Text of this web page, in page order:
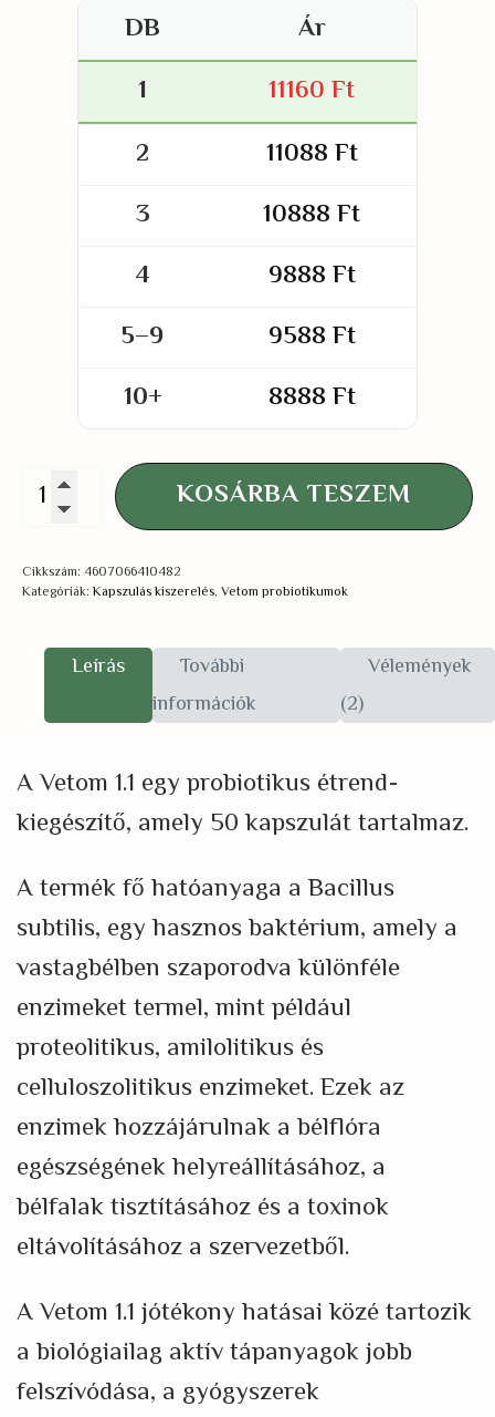
DB
Ár
1
11160Ft
2
11088Ft
3
10888Ft
4
9888Ft
5–9
9588Ft
10+
8888Ft
Probiotikum
1.1
kapszula
50
szem
(étrend-
mennyiség
KOSÁRBA TESZEM
Cikkszám: 4607066410482
Kategóriák: Kapszulás kiszerelés, Vetom probiotikumok
Leírás
További
információk
Vélemények
(2)
A Vetom 1.1 egy probiotikus étrend-
kiegészítő, amely 50 kapszulát tartalmaz.
A termék fő hatóanyaga a Bacillus
subtilis, egy hasznos baktérium, amely a
vastagbélben szaporodva különféle
enzimeket termel, mint például
proteolitikus, amilolitikus és
celluloszolitikus enzimeket. Ezek az
enzimek hozzájárulnak a bélflóra
egészségének helyreállításához, a
bélfalak tisztításához és a toxinok
eltávolításához a szervezetből.
A Vetom 1.1 jótékony hatásai közé tartozik
a biológiailag aktív tápanyagok jobb
felszívódása, a gyógyszerek